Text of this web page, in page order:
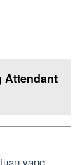
Attendant
yang